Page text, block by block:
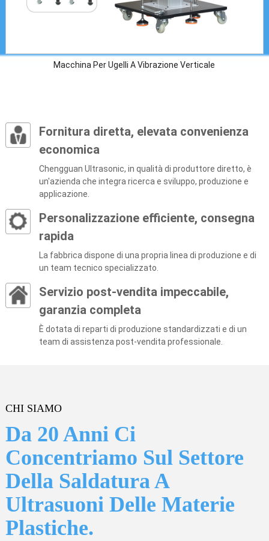
Macchina Per Ugelli A Vibrazione Verticale
Fornitura diretta, elevata convenienza
economica
Chengguan Ultrasonic, in qualità di produttore diretto, è
un'azienda che integra ricerca e sviluppo, produzione e
applicazione.
Personalizzazione efficiente, consegna
rapida
La fabbrica dispone di una propria linea di produzione e di
un team tecnico specializzato.
Servizio post-vendita impeccabile,
garanzia completa
È dotata di reparti di produzione standardizzati e di un
team di assistenza post-vendita professionale.
CHI SIAMO
Da 20 Anni Ci
Concentriamo Sul Settore
Della Saldatura A
Ultrasuoni Delle Materie
Plastiche.